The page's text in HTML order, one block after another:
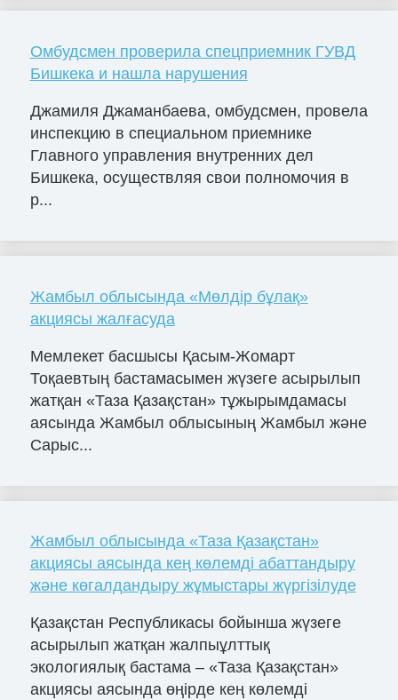
Омбудсмен проверила спецприемник ГУВД
Бишкека и нашла нарушения
Джамиля Джаманбаева, омбудсмен, провела
инспекцию в специальном приемнике
Главного управления внутренних дел
Бишкека, осуществляя свои полномочия в
р...
Жамбыл облысында «Мөлдір бұлақ»
акциясы жалғасуда
Мемлекет басшысы Қасым-Жомарт
Тоқаевтың бастамасымен жүзеге асырылып
жатқан «Таза Қазақстан» тұжырымдамасы
аясында Жамбыл облысының Жамбыл және
Сарыс...
Жамбыл облысында «Таза Қазақстан»
акциясы аясында кең көлемді абаттандыру
және көгалдандыру жұмыстары жүргізілуде
Қазақстан Республикасы бойынша жүзеге
асырылып жатқан жалпыұлттық
экологиялық бастама – «Таза Қазақстан»
акциясы аясында өңірде кең көлемді